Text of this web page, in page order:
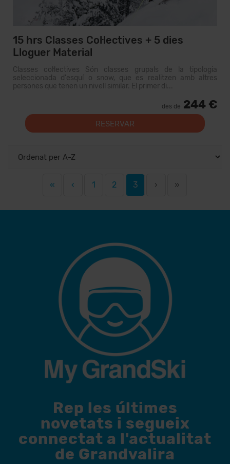
15 hrs Classes Col·lectives + 5 dies
Lloguer Material
Classes col·lectives Són classes grupals de la tipologia
seleccionada d'esquí o snow, que es realitzen amb altres
persones que tenen un nivell similar. El primer di...
des de 244 €
RESERVAR
« ‹ 1 2 3 › »
Rep les últimes
novetats i segueix
connectat a l'actualitat
de Grandvalira